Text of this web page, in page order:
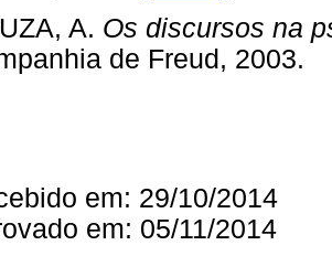
A. Os discursos na
de Freud,
em: 29/10/2014
em: 05/11/2014